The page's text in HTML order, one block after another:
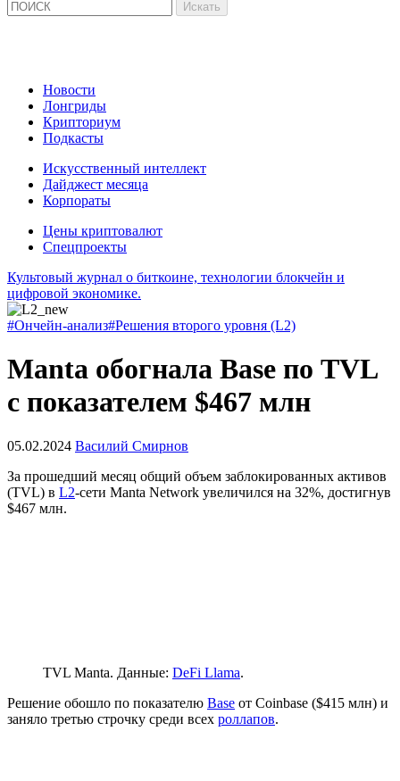
Новости
Лонгриды
Крипториум
Подкасты
Искусственный интеллект
Дайджест месяца
Корпораты
Цены криптовалют
Спецпроекты
Культовый журнал о биткоине, технологии блокчейн и
цифровой экономике.
#Ончейн-анализ#Решения второго уровня (L2)
Manta обогнала Base по TVL
с показателем $467 млн
05.02.2024 Василий Смирнов
За прошедший месяц общий объем заблокированных активов
(TVL) в L2-сети Manta Network увеличился на 32%, достигнув
$467 млн.
TVL Manta. Данные: DeFi Llama.
Решение обошло по показателю Base от Coinbase ($415 млн) и
заняло третью строчку среди всех роллапов.